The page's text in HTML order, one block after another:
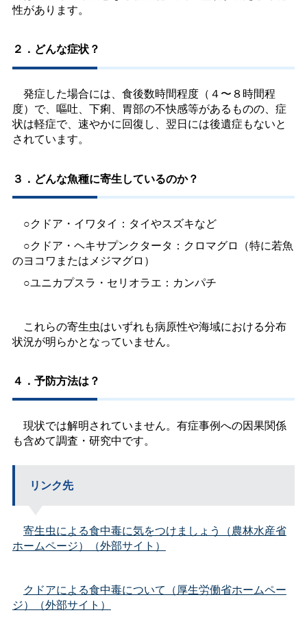
性があります。
２．どんな症状？
発症した場合には、食後数時間程度（４〜８時間程
度）で、嘔吐、下痢、胃部の不快感等があるものの、症
状は軽症で、速やかに回復し、翌日には後遺症もないと
されています。
３．どんな魚種に寄生しているのか？
○クドア・イワタイ：タイやスズキなど
○クドア・ヘキサプンクタータ：クロマグロ（特に若魚
のヨコワまたはメジマグロ）
○ユニカプスラ・セリオラエ：カンパチ
これらの寄生虫はいずれも病原性や海域における分布
状況が明らかとなっていません。
４．予防方法は？
現状では解明されていません。有症事例への因果関係
も含めて調査・研究中です。
リンク先
寄生虫による食中毒に気をつけましょう（農林水産省
ホームページ）（外部サイト）
クドアによる食中毒について（厚生労働省ホームペー
ジ）（外部サイト）